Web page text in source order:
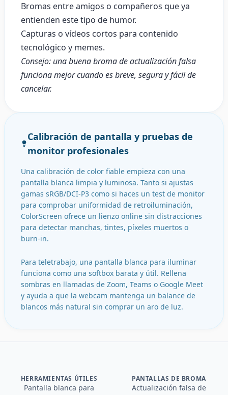
Bromas entre amigos o compañeros que ya
entienden este tipo de humor.
Capturas o vídeos cortos para contenido
tecnológico y memes.
Consejo: una buena broma de actualización falsa
funciona mejor cuando es breve, segura y fácil de
cancelar.
Calibración de pantalla y pruebas de
monitor profesionales
Una calibración de color fiable empieza con una
pantalla blanca limpia y luminosa. Tanto si ajustas
gamas sRGB/DCI-P3 como si haces un test de monitor
para comprobar uniformidad de retroiluminación,
ColorScreen ofrece un lienzo online sin distracciones
para detectar manchas, tintes, píxeles muertos o
burn-in.
Para teletrabajo, una pantalla blanca para iluminar
funciona como una softbox barata y útil. Rellena
sombras en llamadas de Zoom, Teams o Google Meet
y ayuda a que la webcam mantenga un balance de
blancos más natural sin comprar un aro de luz.
HERRAMIENTAS ÚTILES
Pantalla blanca para
PANTALLAS DE BROMA
Actualización falsa de